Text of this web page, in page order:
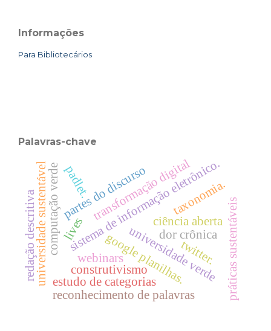
Informações
Para Bibliotecários
Palavras-chave
ciência aberta
google planilhas.
transformação digital
sistema de informação eletrônico.
computação verde universidade verde
universidade sustentável práticas sustentáveis
estudo de categorias
taxonomia.
reconhecimento de palavras
partes do discurso
construtivismo
redação descritiva
padlet.
dor crônica
twitter.
webinars
lives